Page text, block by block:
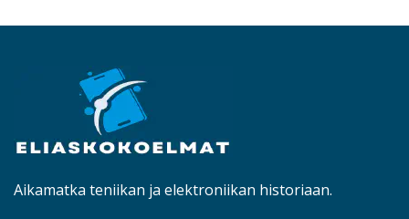
Aikamatka teniikan ja elektroniikan historiaan.